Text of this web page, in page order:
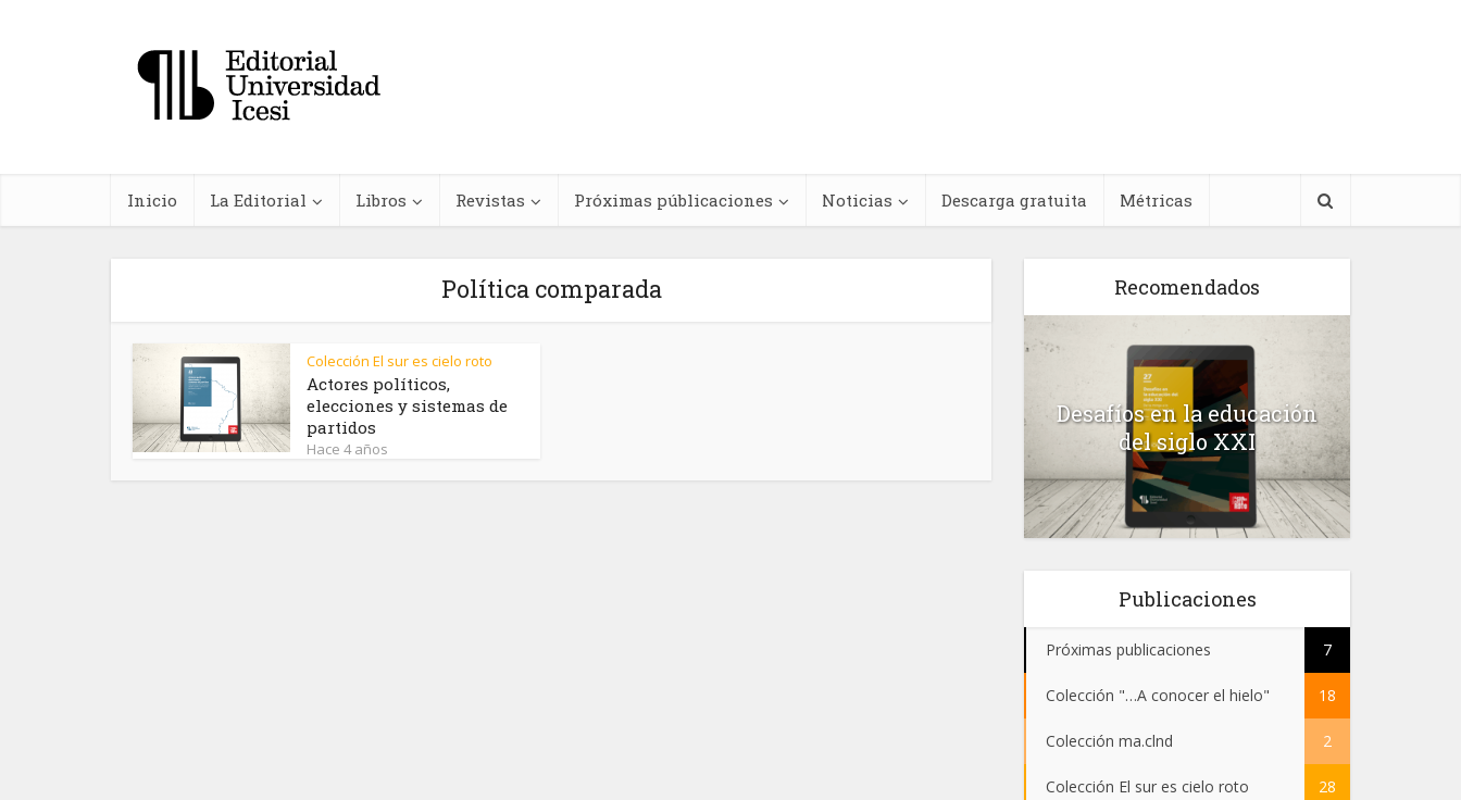
Inicio La Editorial Libros Revistas Próximas públicaciones Noticias Descarga gratuita Métricas
Política comparada
Colección El sur es cielo roto
Actores políticos,
elecciones y sistemas de
partidos
Hace 4 años
Recomendados
farmacológicas entre
Desafíos en la educación
del siglo XXI
Publicaciones
Próximas publicaciones 7
Colección "…A conocer el hielo" 18
Colección ma.clnd 2
Colección El sur es cielo roto 28